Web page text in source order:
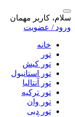
سلام، کاربر مهمان
ورود / عضویت
خانه
تور
تور کیش
تور استانبول
تور آنتالیا
تور ترکیه
تور وان
تور دبی